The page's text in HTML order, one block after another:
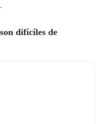
difíciles de